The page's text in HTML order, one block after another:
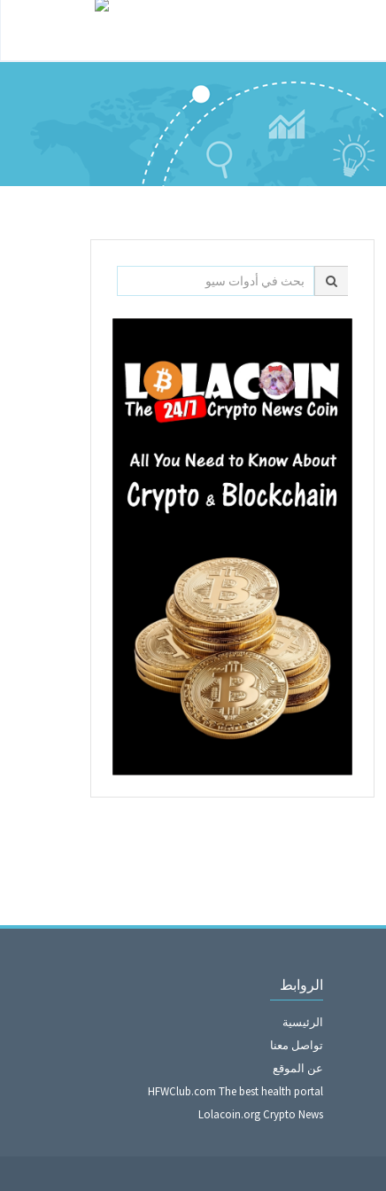
الروابط
الرئيسية
تواصل معنا
عن الموقع
HFWClub.com The best health portal
Lolacoin.org Crypto News